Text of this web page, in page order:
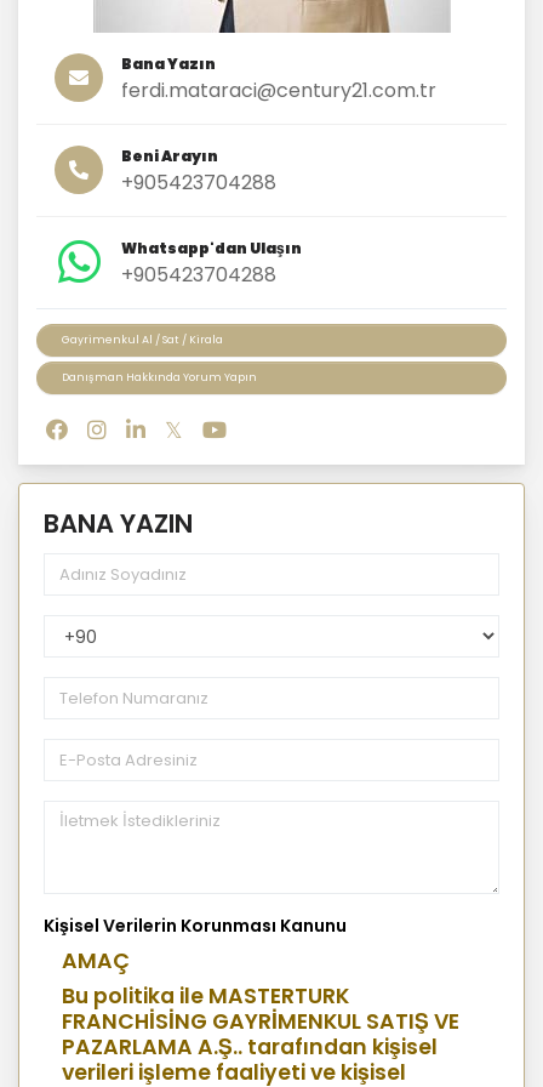
Bana Yazın
ferdi.mataraci@century21.com.tr
Beni Arayın
+905423704288
Whatsapp'dan Ulaşın
+905423704288
Gayrimenkul Al / Sat / Kirala
Danışman Hakkında Yorum Yapın
BANA YAZIN
PhoneNumberCountryPhoneCode
Kişisel Verilerin Korunması Kanunu
AMAÇ
Bu politika ile MASTERTURK
FRANCHİSİNG GAYRİMENKUL SATIŞ VE
PAZARLAMA A.Ş.. tarafından kişisel
verileri işleme faaliyeti ve kişisel